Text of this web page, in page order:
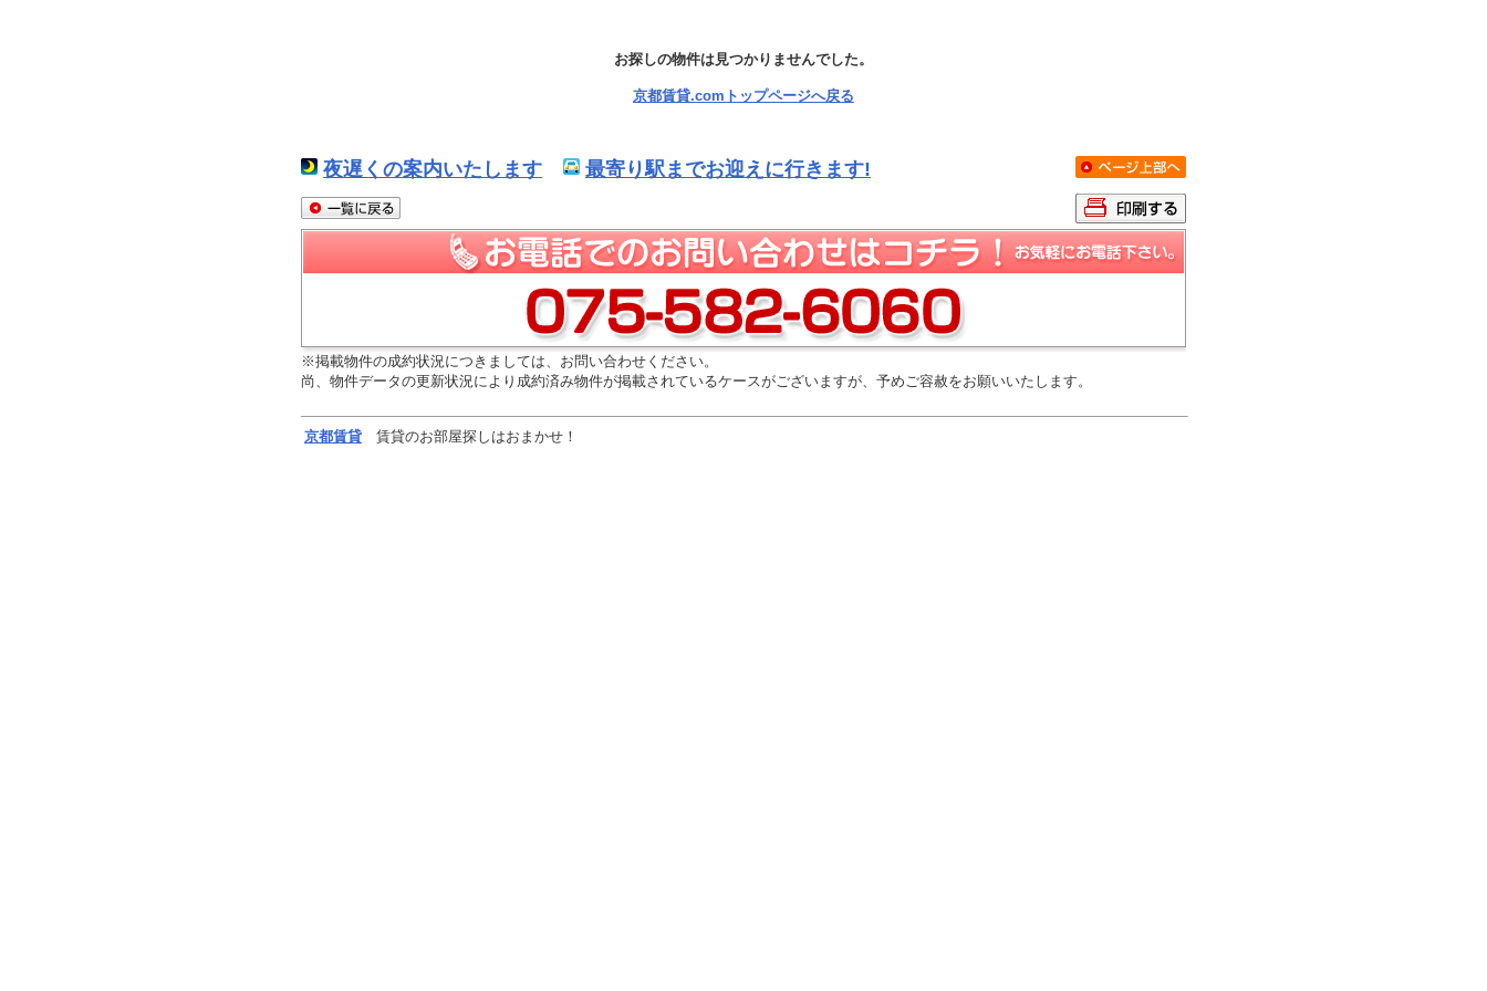
お探しの物件は見つかりませんでした。
京都賃貸.comトップページへ戻る
夜遅くの案内いたします 最寄り駅までお迎えに行きます!
※掲載物件の成約状況につきましては、お問い合わせください。
尚、物件データの更新状況により成約済み物件が掲載されているケースがございますが、予めご容赦をお願いいたします。
京都賃貸 賃貸のお部屋探しはおまかせ！